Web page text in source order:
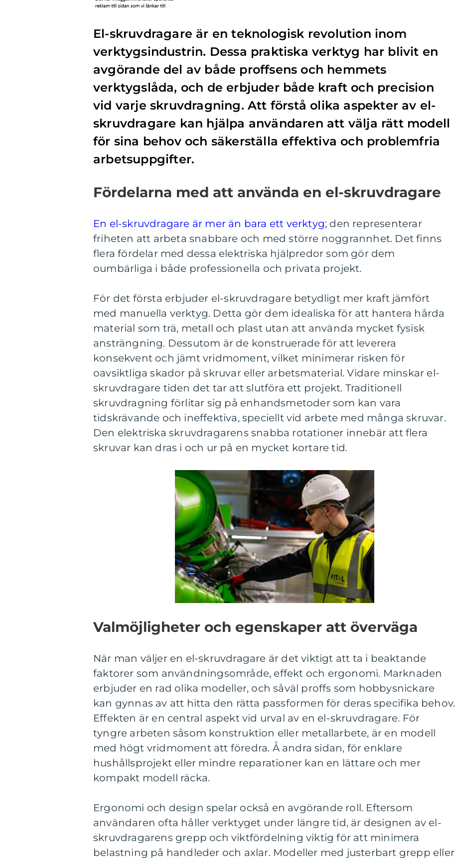
El-skruvdragare är en teknologisk revolution inom
verktygsindustrin. Dessa praktiska verktyg har blivit en
avgörande del av både proffsens och hemmets
verktygslåda, och de erbjuder både kraft och precision
vid varje skruvdragning. Att förstå olika aspekter av el-
skruvdragare kan hjälpa användaren att välja rätt modell
för sina behov och säkerställa effektiva och problemfria
arbetsuppgifter.
Fördelarna med att använda en el-skruvdragare
En el-skruvdragare är mer än bara ett verktyg; den representerar
friheten att arbeta snabbare och med större noggrannhet. Det finns
flera fördelar med dessa elektriska hjälpredor som gör dem
oumbärliga i både professionella och privata projekt.
För det första erbjuder el-skruvdragare betydligt mer kraft jämfört
med manuella verktyg. Detta gör dem idealiska för att hantera hårda
material som trä, metall och plast utan att använda mycket fysisk
ansträngning. Dessutom är de konstruerade för att leverera
konsekvent och jämt vridmoment, vilket minimerar risken för
oavsiktliga skador på skruvar eller arbetsmaterial. Vidare minskar el-
skruvdragare tiden det tar att slutföra ett projekt. Traditionell
skruvdragning förlitar sig på enhandsmetoder som kan vara
tidskrävande och ineffektiva, speciellt vid arbete med många skruvar.
Den elektriska skruvdragarens snabba rotationer innebär att flera
skruvar kan dras i och ur på en mycket kortare tid.
Valmöjligheter och egenskaper att överväga
När man väljer en el-skruvdragare är det viktigt att ta i beaktande
faktorer som användningsområde, effekt och ergonomi. Marknaden
erbjuder en rad olika modeller, och såväl proffs som hobbysnickare
kan gynnas av att hitta den rätta passformen för deras specifika behov.
Effekten är en central aspekt vid urval av en el-skruvdragare. För
tyngre arbeten såsom konstruktion eller metallarbete, är en modell
med högt vridmoment att föredra. Å andra sidan, för enklare
hushållsprojekt eller mindre reparationer kan en lättare och mer
kompakt modell räcka.
Ergonomi och design spelar också en avgörande roll. Eftersom
användaren ofta håller verktyget under längre tid, är designen av el-
skruvdragarens grepp och viktfördelning viktig för att minimera
belastning på handleder och axlar. Modeller med justerbart grepp eller